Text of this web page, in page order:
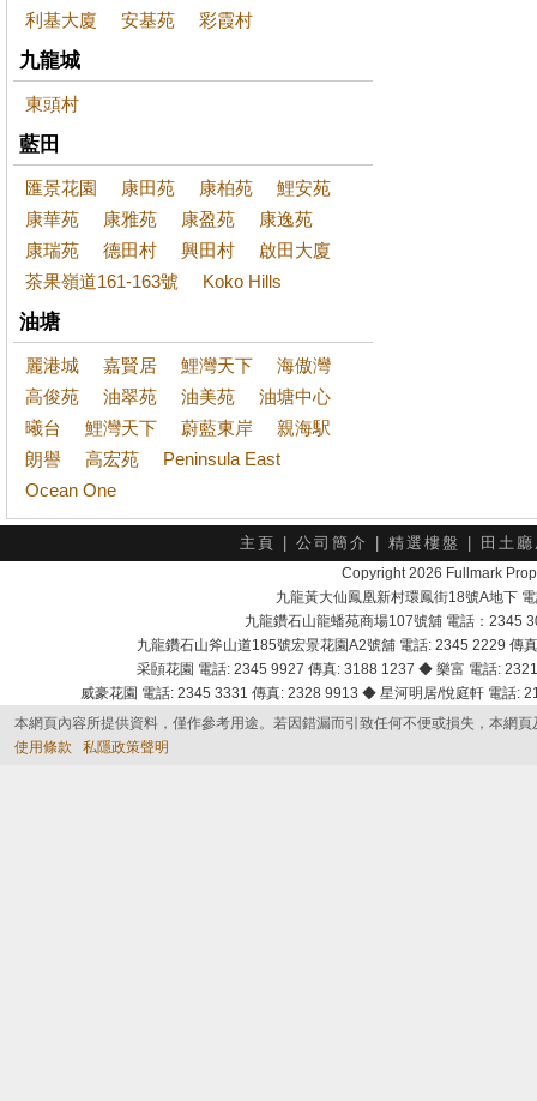
利基大廈 安基苑 彩霞村
九龍城
東頭村
藍田
匯景花園 康田苑 康柏苑
鯉安苑
康華苑
康雅苑 康盈苑
康逸苑
康瑞苑
德田村 興田村
啟田大廈
茶果嶺道161-163號
Koko Hills
油塘
麗港城 嘉賢居 鯉灣天下
海傲灣
高俊苑
油翠苑 油美苑
油塘中心
曦台
鯉灣天下 蔚藍東岸
親海駅
朗譽
高宏苑
Peninsula East
Ocean One
主頁 公司簡介 精選樓盤 田土
Copyright 2026 Fullmark
九龍黃大仙鳳凰新村環鳳街18號A地下
九龍鑽石山龍蟠苑商場107號舖 電話：2345
九龍鑽石山斧山道185號宏景花園A2號舖 電話: 2345 2229
采頣花園 電話: 2345 9927 傳真: 3188 1237 ◆ 樂富 電話:
威豪花園 電話: 2345 3331 傳真: 2328 9913 ◆ 星河明居/悅庭軒 電話
本網頁內容所提供資料，僅作參考用途。若因錯漏而引致任何不便或損失，本網
使用條款
私隱政策聲明